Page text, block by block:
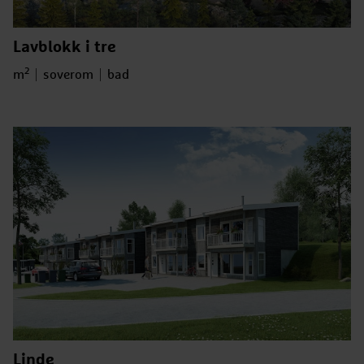
Lavblokk i tre
Bruksareal
m2 Antall soverom
soverom Antall bad
bad
Linde